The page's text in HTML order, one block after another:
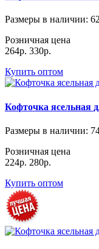
Размеры в наличии:
Розничная цена
264р. 330р.
Купить оптом
Кофточка ясельная
Размеры в наличии:
Розничная цена
224р. 280р.
Купить оптом